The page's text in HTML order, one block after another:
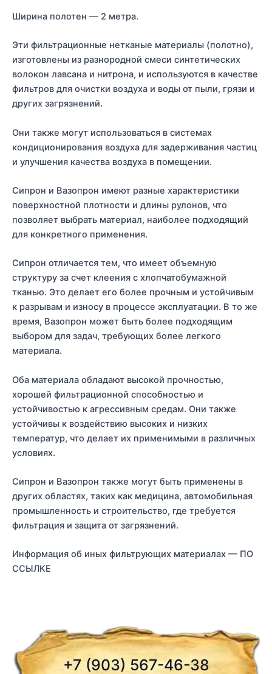
+7 (903) 567-46-38
Ширина полотен — 2 метра.
Эти фильтрационные нетканые материалы (полотно),
изготовлены из разнородной смеси синтетических
волокон лавсана и нитрона, и используются в качестве
фильтров для очистки воздуха и воды от пыли, грязи и
других загрязнений.
Они также могут использоваться в системах
кондиционирования воздуха для задерживания частиц
и улучшения качества воздуха в помещении.
Сипрон и Вазопрон имеют разные характеристики
поверхностной плотности и длины рулонов, что
позволяет выбрать материал, наиболее подходящий
для конкретного применения.
Сипрон отличается тем, что имеет объемную
структуру за счет клеения с хлопчатобумажной
тканью. Это делает его более прочным и устойчивым
к разрывам и износу в процессе эксплуатации. В то же
время, Вазопрон может быть более подходящим
выбором для задач, требующих более легкого
материала.
Оба материала обладают высокой прочностью,
хорошей фильтрационной способностью и
устойчивостью к агрессивным средам. Они также
устойчивы к воздействию высоких и низких
температур, что делает их применимыми в различных
условиях.
Сипрон и Вазопрон также могут быть применены в
других областях, таких как медицина, автомобильная
промышленность и строительство, где требуется
фильтрация и защита от загрязнений.
Информация об иных фильтрующих материалах — ПО
ССЫЛКЕ